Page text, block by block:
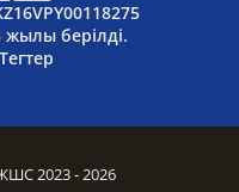
жылы берілді.
Тегтер
2023 - 2026